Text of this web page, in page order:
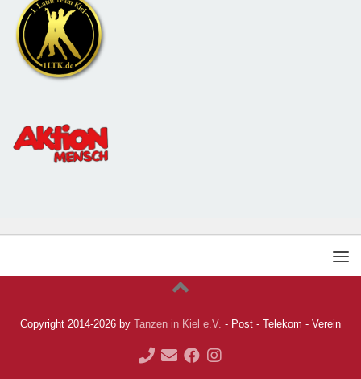
Copyright 2014-2026 by Tanzen in Kiel e.V. - Post - Telekom - Verein